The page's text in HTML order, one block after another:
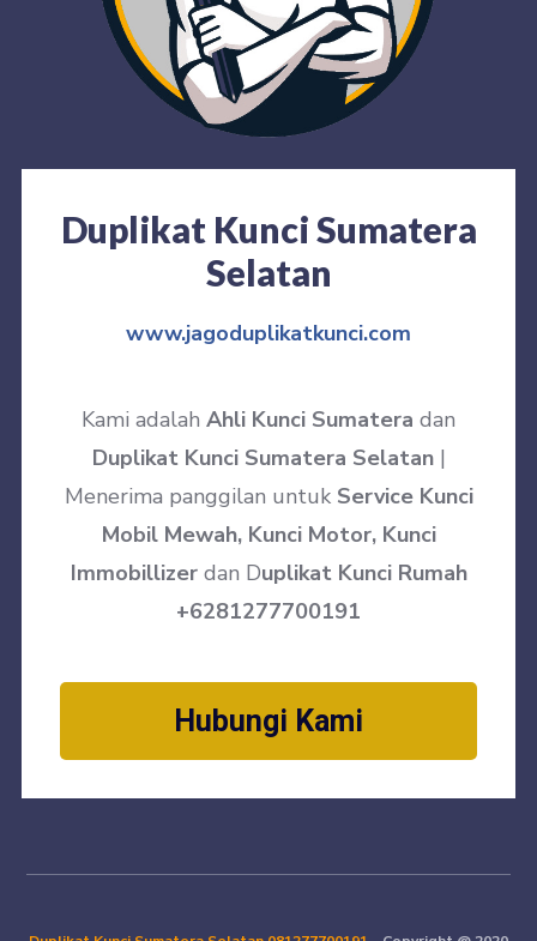
Duplikat Kunci Sumatera
Selatan
www.jagoduplikatkunci.com
Kami adalah Ahli Kunci Sumatera dan
Duplikat Kunci Sumatera Selatan|
Menerima panggilan untuk Service Kunci
Mobil Mewah, Kunci Motor, Kunci
Immobillizerdan Duplikat Kunci Rumah
+6281277700191
Hubungi Kami